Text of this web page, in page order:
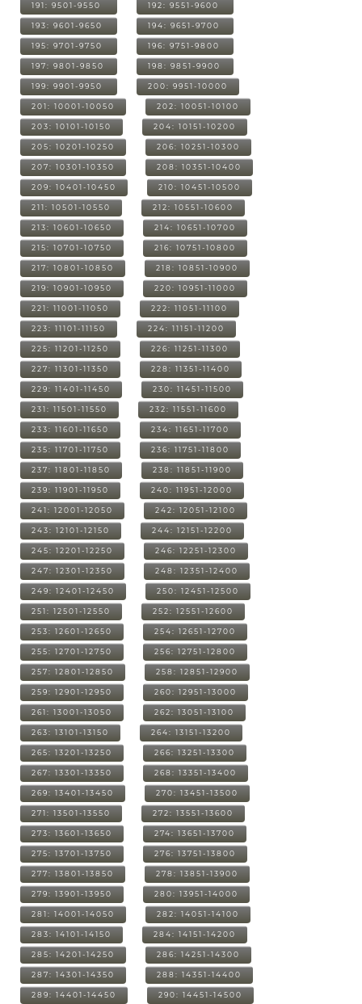
191: 9501-9550 192: 9551-9600
193: 9601-9650 194: 9651-9700
195: 9701-9750 196: 9751-9800
197: 9801-9850 198: 9851-9900
199: 9901-9950 200: 9951-10000
201: 10001-10050 202: 10051-10100
203: 10101-10150 204: 10151-10200
205: 10201-10250 206: 10251-10300
207: 10301-10350 208: 10351-10400
209: 10401-10450 210: 10451-10500
211: 10501-10550 212: 10551-10600
213: 10601-10650 214: 10651-10700
215: 10701-10750 216: 10751-10800
217: 10801-10850 218: 10851-10900
219: 10901-10950 220: 10951-11000
221: 11001-11050 222: 11051-11100
223: 11101-11150 224: 11151-11200
225: 11201-11250 226: 11251-11300
227: 11301-11350 228: 11351-11400
229: 11401-11450 230: 11451-11500
231: 11501-11550 232: 11551-11600
233: 11601-11650 234: 11651-11700
235: 11701-11750 236: 11751-11800
237: 11801-11850 238: 11851-11900
239: 11901-11950 240: 11951-12000
241: 12001-12050 242: 12051-12100
243: 12101-12150 244: 12151-12200
245: 12201-12250 246: 12251-12300
247: 12301-12350 248: 12351-12400
249: 12401-12450 250: 12451-12500
251: 12501-12550 252: 12551-12600
253: 12601-12650 254: 12651-12700
255: 12701-12750 256: 12751-12800
257: 12801-12850 258: 12851-12900
259: 12901-12950 260: 12951-13000
261: 13001-13050 262: 13051-13100
263: 13101-13150 264: 13151-13200
265: 13201-13250 266: 13251-13300
267: 13301-13350 268: 13351-13400
269: 13401-13450 270: 13451-13500
271: 13501-13550 272: 13551-13600
273: 13601-13650 274: 13651-13700
275: 13701-13750 276: 13751-13800
277: 13801-13850 278: 13851-13900
279: 13901-13950 280: 13951-14000
281: 14001-14050 282: 14051-14100
283: 14101-14150 284: 14151-14200
285: 14201-14250 286: 14251-14300
287: 14301-14350 288: 14351-14400
289: 14401-14450 290: 14451-14500